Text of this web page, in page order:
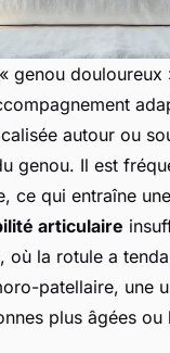
genou
autour ou
genou. Il est
ce qui entraîne
articulaire
où la rotule a
patellaire, une
plus âgées